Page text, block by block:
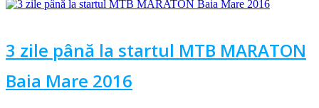
3 zile până la startul MTB MARATON
Baia Mare 2016